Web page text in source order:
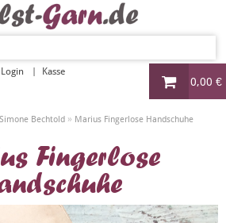
0,00 €
Login Kasse
Simone Bechtold » Marius Fingerlose Handschuhe
Fingerlose